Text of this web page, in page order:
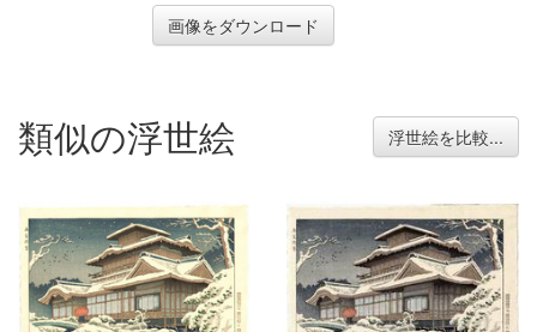
画像をダウンロード
類似の浮世絵 浮世絵を比較...